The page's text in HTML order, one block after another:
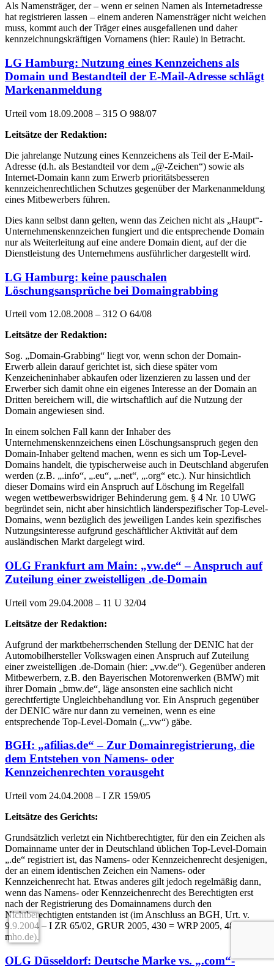
Als Namensträger, der – wenn er seinen Namen als Internetadresse
hat registrieren lassen – einem anderen Namensträger nicht weichen
muss, kommt auch der Träger eines ausgefallenen und daher
kennzeichnungskräftigen Vornamens (hier: Raule) in Betracht.
LG Hamburg: Nutzung eines Kennzeichens als
Domain und Bestandteil der E-Mail-Adresse schlägt
Markenanmeldung
Urteil vom 18.09.2008 – 315 O 988/07
Leitsätze der Redaktion:
Die jahrelange Nutzung eines Kennzeichens als Teil der E-Mail-
Adresse (d.h. als Bestandteil vor dem „@-Zeichen“) sowie als
Internet-Domain kann zum Erwerb prioritätsbesseren
kennzeichenrechtlichen Schutzes gegenüber der Markenanmeldung
eines Mitbewerbers führen.
Dies kann selbst dann gelten, wenn das Zeichen nicht als „Haupt“-
Unternehmenskennzeichen fungiert und die entsprechende Domain
nur als Weiterleitung auf eine andere Domain dient, auf der die
Dienstleistung des Unternehmens ausführlicher dargestellt wird.
LG Hamburg: keine pauschalen
Löschungsansprüche bei Domaingrabbing
Urteil vom 12.08.2008 – 312 O 64/08
Leitsätze der Redaktion:
Sog. „Domain-Grabbing“ liegt vor, wenn schon der Domain-
Erwerb allein darauf gerichtet ist, sich diese später vom
Kenzeicheninhaber abkaufen oder lizenzieren zu lassen und der
Erwerber sich damit ohne ein eigenes Interesse an der Domain an
Dritten bereichern will, die wirtschaftlich auf die Nutzung der
Domain angewiesen sind.
In einem solchen Fall kann der Inhaber des
Unternehmenskennzeichens einen Löschungsanspruch gegen den
Domain-Inhaber geltend machen, wenn es sich um Top-Level-
Domains handelt, die typischerweise auch in Deutschland abgerufen
werden (z.B. „.info“, „.eu“, „.net“, „.org“ etc.). Nur hinsichtlich
dieser Domains wird ein Anspruch auf Löschung im Regelfall
wegen wettbewerbswidriger Behinderung gem. § 4 Nr. 10 UWG
begründet sein, nicht aber hinsichtlich länderspezifischer Top-Level-
Domains, wenn bezüglich des jeweiligen Landes kein spezifisches
Nutzungsinteresse aufgrund geschäftlicher Aktivität auf dem
ausländischen Markt dargelegt wird.
OLG Frankfurt am Main: „vw.de“ – Anspruch auf
Zuteilung einer zweistelligen .de-Domain
Urteil vom 29.04.2008 – 11 U 32/04
Leitsätze der Redaktion:
Aufgrund der marktbeherrschenden Stellung der DENIC hat der
Automobilhersteller Volkswagen einen Anspruch auf Zuteilung
einer zweistelligen .de-Domain (hier: „vw.de“). Gegenüber anderen
Mitbewerbern, z.B. den Bayerischen Motorenwerken (BMW) mit
ihrer Domain „bmw.de“, läge ansonsten eine sachlich nicht
gerechtfertigte Ungleichbehandlung vor. Ein Anspruch gegenüber
der DENIC wäre nur dann zu verneinen, wenn es eine
entsprechende Top-Level-Domain („.vw“) gäbe.
BGH: „afilias.de“ – Zur Domainregistrierung, die
dem Entstehen von Namens- oder
Kennzeichenrechten vorausgeht
Urteil vom 24.04.2008 – I ZR 159/05
Leitsätze des Gerichts:
Grundsätzlich verletzt ein Nichtberechtigter, für den ein Zeichen als
Domainname unter der in Deutschland üblichen Top-Level-Domain
„.de“ registriert ist, das Namens- oder Kennzeichenrecht desjenigen,
der an einem identischen Zeichen ein Namens- oder
Kennzeichenrecht hat. Etwas anderes gilt jedoch regelmäßig dann,
wenn das Namens- oder Kennzeichenrecht des Berechtigten erst
nach der Registrierung des Domainnamens durch den
Nichtberechtigten entstanden ist (im Anschluss an BGH, Urt. v.
9.9.2004 – I ZR 65/02, GRUR 2005, 430 = WRP 2005, 488 –
mho.de).
OLG Düsseldorf: Deutsche Marke vs. „.com“-